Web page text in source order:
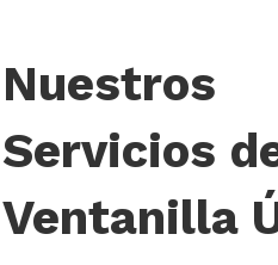
Nuestros
Servicios
Ventanilla